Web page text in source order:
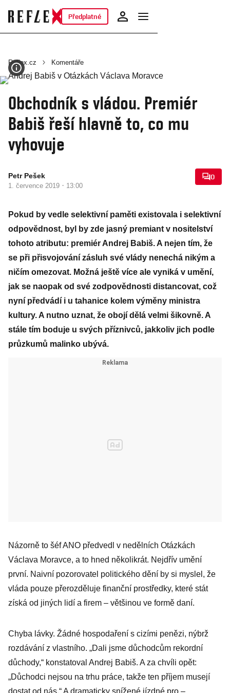
Předplatné
Reflex.cz Komentáře
Obchodník s vládou. Premiér
Babiš řeší hlavně to, co mu
vyhovuje
Petr Pešek
1. července 2019 · 13:00
0
Pokud by vedle selektivní paměti existovala i selektivní
odpovědnost, byl by zde jasný premiant v nositelství
tohoto atributu: premiér Andrej Babiš. A nejen tím, že
se při přisvojování zásluh své vlády nenechá nikým a
ničím omezovat. Možná ještě více ale vyniká v umění,
jak se naopak od své zodpovědnosti distancovat, což
nyní předvádí i u tahanice kolem výměny ministra
kultury. A nutno uznat, že obojí dělá velmi šikovně. A
stále tím boduje u svých příznivců, jakkoliv jich podle
průzkumů malinko ubývá.
Názorně to šéf ANO předvedl v nedělních Otázkách
Václava Moravce, a to hned několikrát. Nejdřív umění
první. Naivní pozorovatel politického dění by si myslel, že
vláda pouze přerozděluje finanční prostředky, které stát
získá od jiných lidí a firem – většinou ve formě daní.
Chyba lávky. Žádné hospodaření s cizími penězi, nýbrž
rozdávání z vlastního. „Dali jsme důchodcům rekordní
důchody,“ konstatoval Andrej Babiš. A za chvíli opět:
„Důchodci nejsou na trhu práce, takže ten příjem musejí
dostat od nás.“ A dramaticky snížené jízdné pro –